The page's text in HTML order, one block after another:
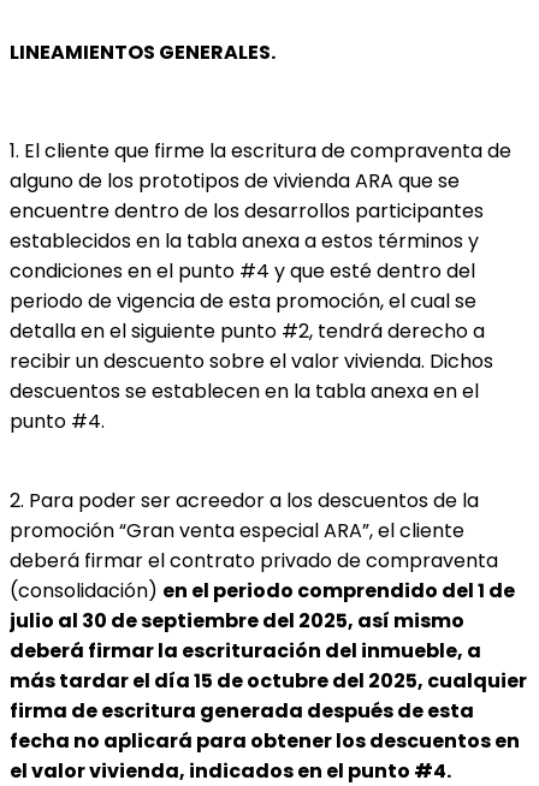
LINEAMIENTOS GENERALES.
1. El cliente que firme la escritura de compraventa de
alguno de los prototipos de vivienda ARA que se
encuentre dentro de los desarrollos participantes
establecidos en la tabla anexa a estos términos y
condiciones en el punto #4 y que esté dentro del
periodo de vigencia de esta promoción, el cual se
detalla en el siguiente punto #2, tendrá derecho a
recibir un descuento sobre el valor vivienda. Dichos
descuentos se establecen en la tabla anexa en el
punto #4.
2. Para poder ser acreedor a los descuentos de la
promoción “Gran venta especial ARA”, el cliente
deberá firmar el contrato privado de compraventa
(consolidación) en el periodo comprendido del 1 de
julio al 30 de septiembre del 2025, así mismo
deberá firmar la escrituración del inmueble, a
más tardar el día 15 de octubre del 2025, cualquier
firma de escritura generada después de esta
fecha no aplicará para obtener los descuentos en
el valor vivienda, indicados en el punto #4.